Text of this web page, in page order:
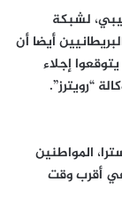
لشبكة
أيضا أن
إجلاء
“رويترز”.
المواطنين
في أقرب وقت